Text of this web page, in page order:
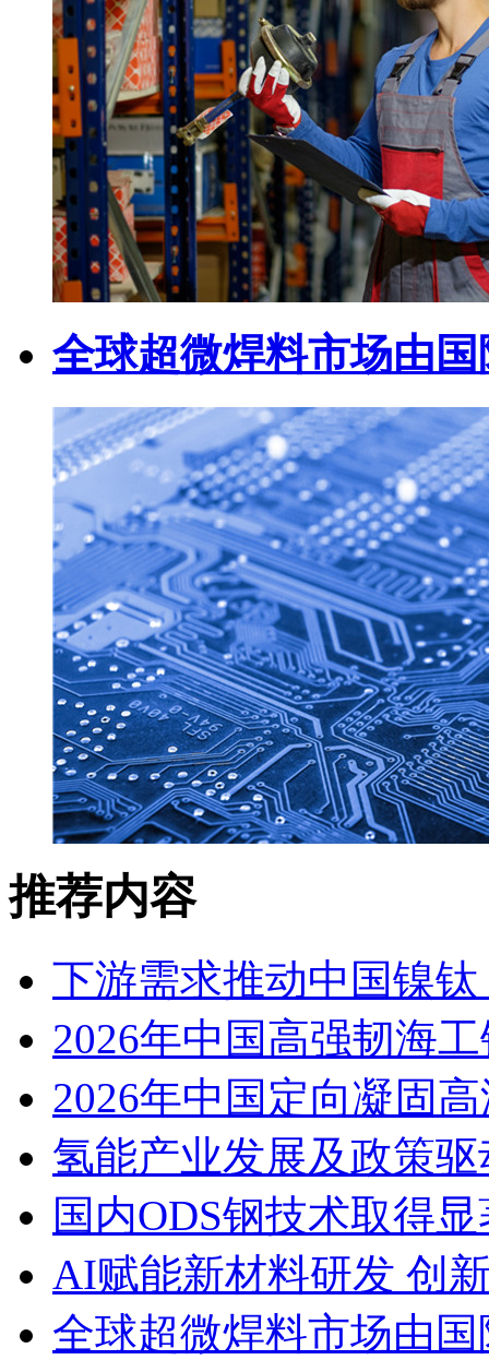
全球超微焊料市场由
推荐内容
下游需求推动中国镍
2026年中国高强韧海
2026年中国定向凝固
氢能产业发展及政策
国内ODS钢技术取得
AI赋能新材料研发 创
全球超微焊料市场由